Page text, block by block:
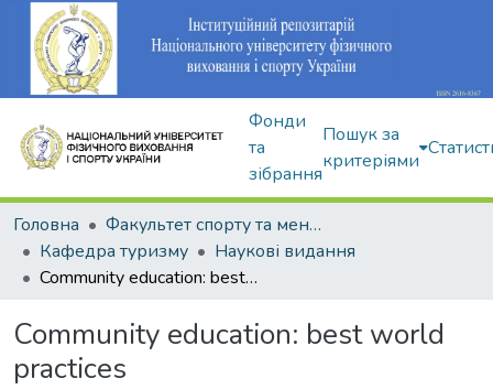
Фонди
та
зібрання
Пошук за
критеріями
Головна
Факультет спорту та менеджменту
Кафедра туризму
Наукові видання
Community education: best world practices
Community education: best world
practices